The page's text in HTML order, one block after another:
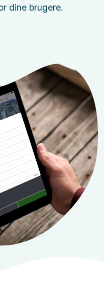
dine brugere.